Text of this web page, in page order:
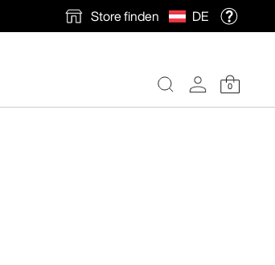
Store finden
DE
0